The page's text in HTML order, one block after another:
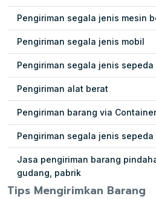
Pengiriman segala jenis mesin
Pengiriman segala jenis mobil
Pengiriman segala jenis sepeda
Pengiriman alat berat
Pengiriman barang via
Pengiriman segala jenis sepeda
Jasa pengiriman barang
gudang, pabrik
Tips Mengirimkan Barang